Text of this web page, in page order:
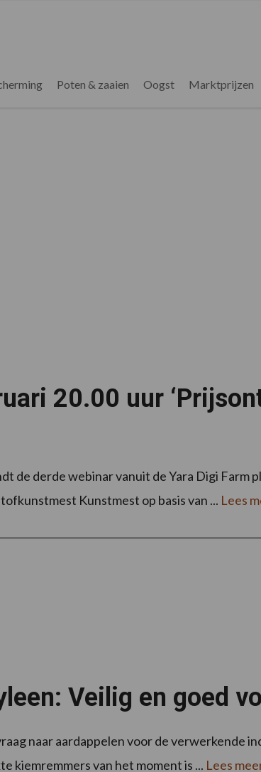
Poten & zaaien Oogst Marktprijzen
20.00 uur
de derde webinar vanuit de Yara Digi Farm
Kunstmest op basis van ... Lees
Veilig en goed
naar aardappelen voor de verwerkende
kiemremmers van het moment is ... Lees